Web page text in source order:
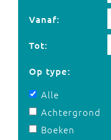
Vanaf:
Tot:
Op type:
Alle
Achtergrond
Boeken